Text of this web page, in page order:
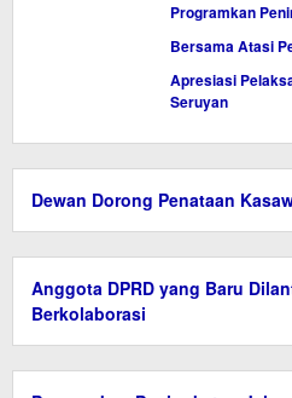
Programkan
Bersama Atasi
Apresiasi
Seruyan
Dewan Dorong Penataan
Anggota DPRD yang Baru
Berkolaborasi